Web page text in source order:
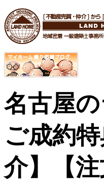
名古屋
ご成約特
介】【